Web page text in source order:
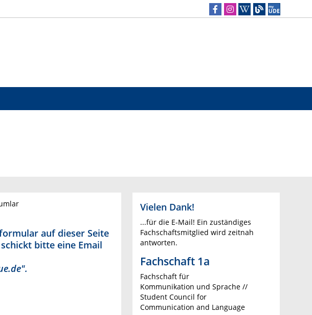
auf dieser Seite
bitte eine Email
Vielen Dank!
...für die E-Mail! Ein zuständiges
Fachschaftsmitglied wird zeitnah
antworten.
Fachschaft 1a
Fachschaft für
Kommunikation und Sprache //
Student Council for
Communication and Language